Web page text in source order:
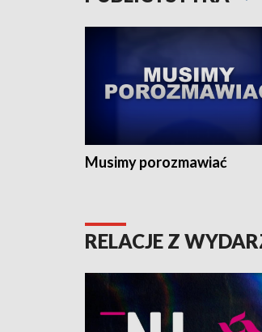
Musimy porozmawiać
RELACJE Z